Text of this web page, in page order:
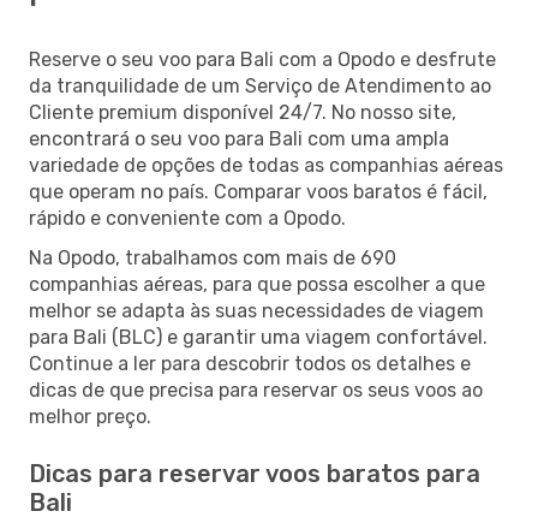
Reserve o seu voo para Bali com a Opodo e desfrute
da tranquilidade de um Serviço de Atendimento ao
Cliente premium disponível 24/7. No nosso site,
encontrará o seu voo para Bali com uma ampla
variedade de opções de todas as companhias aéreas
que operam no país. Comparar voos baratos é fácil,
rápido e conveniente com a Opodo.
Na Opodo, trabalhamos com mais de 690
companhias aéreas, para que possa escolher a que
melhor se adapta às suas necessidades de viagem
para Bali (BLC) e garantir uma viagem confortável.
Continue a ler para descobrir todos os detalhes e
dicas de que precisa para reservar os seus voos ao
melhor preço.
Dicas para reservar voos baratos para
Bali